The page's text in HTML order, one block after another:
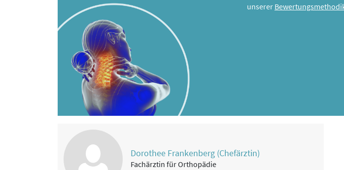
unserer
Dorothee Frankenberg (Chefärztin)
Fachärztin für Orthopädie